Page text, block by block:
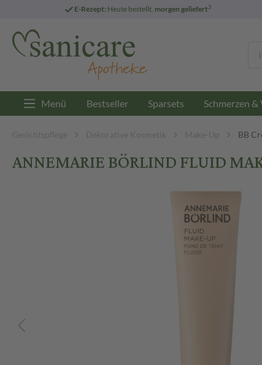
E-Rezept: Heute bestellt, morgen geliefert3
Menü Bestseller Sparsets Schmerzen
Gesichtspflege Dekorative Kosmetik Make-Up BB
ANNEMARIE BÖRLIND FLUID